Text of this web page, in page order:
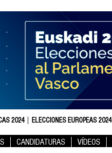
2024 ELECCIONES EUROPEAS 2024
CANDIDATURAS VÍDEOS